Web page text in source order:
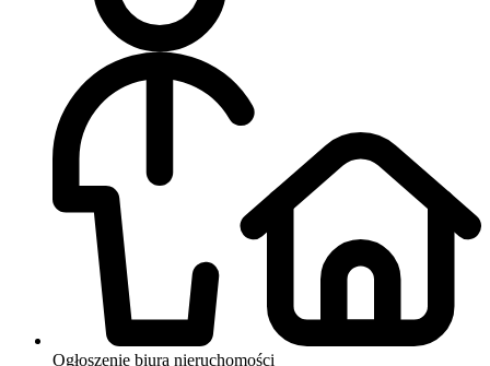
Ogłoszenie biura nieruchomości